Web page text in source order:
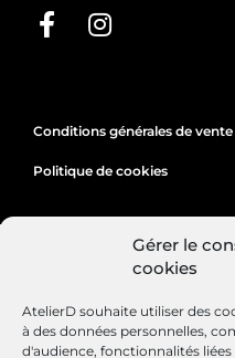
Gérer le
cookies
AtelierD souhaite utiliser des
à des données personnelles,
d'audience, fonctionnalités
Conditions générales de vente
Politique de cookies
Site réalisé par